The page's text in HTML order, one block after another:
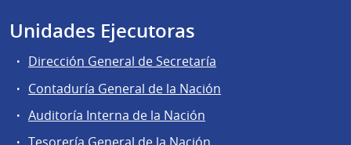
Unidades Ejecutoras
Dirección General de Secretaría
Contaduría General de la Nación
Auditoría Interna de la Nación